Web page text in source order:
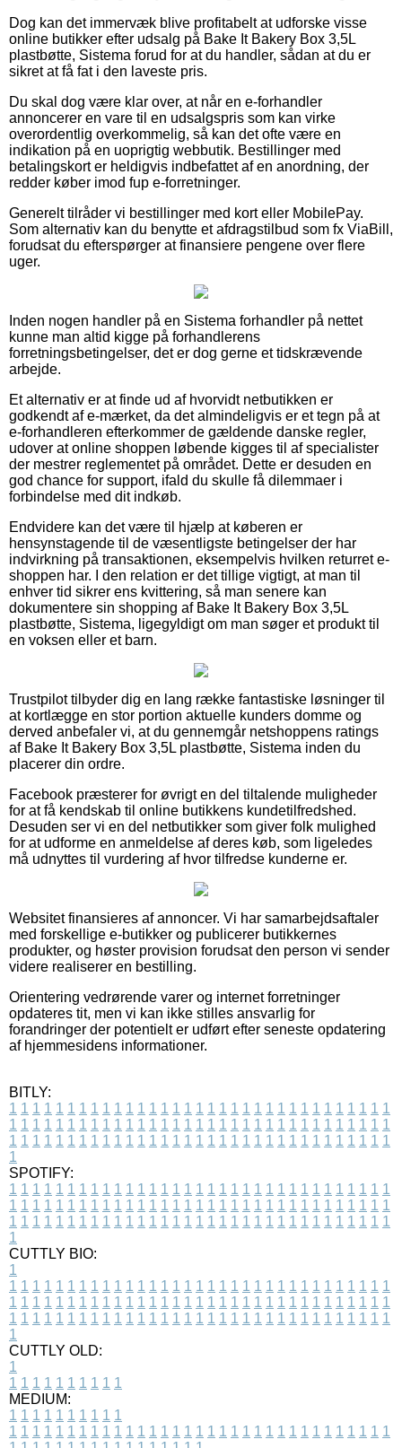
Dog kan det immervæk blive profitabelt at udforske visse
online butikker efter udsalg på Bake It Bakery Box 3,5L
plastbøtte, Sistema forud for at du handler, sådan at du er
sikret at få fat i den laveste pris.
Du skal dog være klar over, at når en e-forhandler
annoncerer en vare til en udsalgspris som kan virke
overordentlig overkommelig, så kan det ofte være en
indikation på en uoprigtig webbutik. Bestillinger med
betalingskort er heldigvis indbefattet af en anordning, der
redder køber imod fup e-forretninger.
Generelt tilråder vi bestillinger med kort eller MobilePay.
Som alternativ kan du benytte et afdragstilbud som fx ViaBill,
forudsat du efterspørger at finansiere pengene over flere
uger.
Inden nogen handler på en Sistema forhandler på nettet
kunne man altid kigge på forhandlerens
forretningsbetingelser, det er dog gerne et tidskrævende
arbejde.
Et alternativ er at finde ud af hvorvidt netbutikken er
godkendt af e-mærket, da det almindeligvis er et tegn på at
e-forhandleren efterkommer de gældende danske regler,
udover at online shoppen løbende kigges til af specialister
der mestrer reglementet på området. Dette er desuden en
god chance for support, ifald du skulle få dilemmaer i
forbindelse med dit indkøb.
Endvidere kan det være til hjælp at køberen er
hensynstagende til de væsentligste betingelser der har
indvirkning på transaktionen, eksempelvis hvilken returret e-
shoppen har. I den relation er det tillige vigtigt, at man til
enhver tid sikrer ens kvittering, så man senere kan
dokumentere sin shopping af Bake It Bakery Box 3,5L
plastbøtte, Sistema, ligegyldigt om man søger et produkt til
en voksen eller et barn.
Trustpilot tilbyder dig en lang række fantastiske løsninger til
at kortlægge en stor portion aktuelle kunders domme og
derved anbefaler vi, at du gennemgår netshoppens ratings
af Bake It Bakery Box 3,5L plastbøtte, Sistema inden du
placerer din ordre.
Facebook præsterer for øvrigt en del tiltalende muligheder
for at få kendskab til online butikkens kundetilfredshed.
Desuden ser vi en del netbutikker som giver folk mulighed
for at udforme en anmeldelse af deres køb, som ligeledes
må udnyttes til vurdering af hvor tilfredse kunderne er.
Websitet finansieres af annoncer. Vi har samarbejdsaftaler
med forskellige e-butikker og publicerer butikkernes
produkter, og høster provision forudsat den person vi sender
videre realiserer en bestilling.
Orientering vedrørende varer og internet forretninger
opdateres tit, men vi kan ikke stilles ansvarlig for
forandringer der potentielt er udført efter seneste opdatering
af hjemmesidens informationer.
BITLY:
1 1 1 1 1 1 1 1 1 1 1 1 1 1 1 1 1 1 1 1 1 1 1 1 1 1 1 1 1 1 1 1 1
1 1 1 1 1 1 1 1 1 1 1 1 1 1 1 1 1 1 1 1 1 1 1 1 1 1 1 1 1 1 1 1 1
1 1 1 1 1 1 1 1 1 1 1 1 1 1 1 1 1 1 1 1 1 1 1 1 1 1 1 1 1 1 1 1 1
1
SPOTIFY:
1 1 1 1 1 1 1 1 1 1 1 1 1 1 1 1 1 1 1 1 1 1 1 1 1 1 1 1 1 1 1 1 1
1 1 1 1 1 1 1 1 1 1 1 1 1 1 1 1 1 1 1 1 1 1 1 1 1 1 1 1 1 1 1 1 1
1 1 1 1 1 1 1 1 1 1 1 1 1 1 1 1 1 1 1 1 1 1 1 1 1 1 1 1 1 1 1 1 1
1
CUTTLY BIO:
1
1 1 1 1 1 1 1 1 1 1 1 1 1 1 1 1 1 1 1 1 1 1 1 1 1 1 1 1 1 1 1 1 1
1 1 1 1 1 1 1 1 1 1 1 1 1 1 1 1 1 1 1 1 1 1 1 1 1 1 1 1 1 1 1 1 1
1 1 1 1 1 1 1 1 1 1 1 1 1 1 1 1 1 1 1 1 1 1 1 1 1 1 1 1 1 1 1 1 1
1
CUTTLY OLD:
1
1 1 1 1 1 1 1 1 1 1
MEDIUM:
1 1 1 1 1 1 1 1 1 1
1 1 1 1 1 1 1 1 1 1 1 1 1 1 1 1 1 1 1 1 1 1 1 1 1 1 1 1 1 1 1 1 1